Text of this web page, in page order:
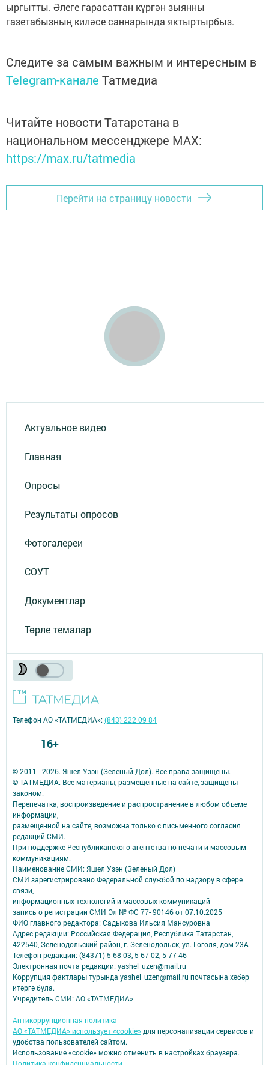
ыргытты. Әлеге гарасаттан күргән зыянны
газетабызның киләсе саннарында яктыртырбыз.
Следите за самым важным и интересным в
Telegram-канале Татмедиа
Читайте новости Татарстана в
национальном мессенджере MАХ:
https://max.ru/tatmedia
Перейти на страницу новости
Актуальное видео
Главная
Опросы
Результаты опросов
Фотогалереи
СОУТ
Документлар
Төрле темалар
© 2011 - 2026. Яшел Узэн (Зеленый Дол). Все права защищены.
© ТАТМЕДИА. Все материалы, размещенные на сайте, защищены
законом.
Перепечатка, воспроизведение и распространение в любом объеме
информации,
размещенной на сайте, возможна только с письменного согласия
редакций СМИ.
При поддержке Республиканского агентства по печати и массовым
коммуникациям.
Наименование СМИ: Яшел Узэн (Зеленый Дол)
СМИ зарегистрировано Федеральной службой по надзору в сфере
связи,
информационных технологий и массовых коммуникаций
запись о регистрации СМИ Эл № ФС 77- 90146 от 07.10.2025
ФИО главного редактора: Садыкова Ильсия Мансуровна
Адрес редакции: Российская Федерация, Республика Татарстан,
422540, Зеленодольский район, г. Зеленодольск, ул. Гоголя, дом 23А
Телефон редакции: (84371) 5-68-03, 5-67-02, 5-77-46
Электронная почта редакции: yashel_uzen@mail.ru
Коррупция фактлары турында yashel_uzen@mail.ru почтасына хәбәр
итәргә була.
Учредитель СМИ: АО «ТАТМЕДИА»
Антикоррупционная политика
АО «ТАТМЕДИА» использует «cookie» для персонализации сервисов и
удобства пользователей сайтом.
Использование «cookie» можно отменить в настройках браузера.
Политика конфиденциальности
Телефон АО «ТАТМЕДИА»:(843) 222 09 84
16+